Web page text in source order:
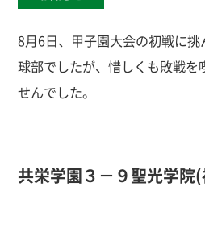
8月6日、甲子園大会の初戦に
球部でしたが、惜しくも敗戦を
せんでした。
共栄学園３－９聖光学院